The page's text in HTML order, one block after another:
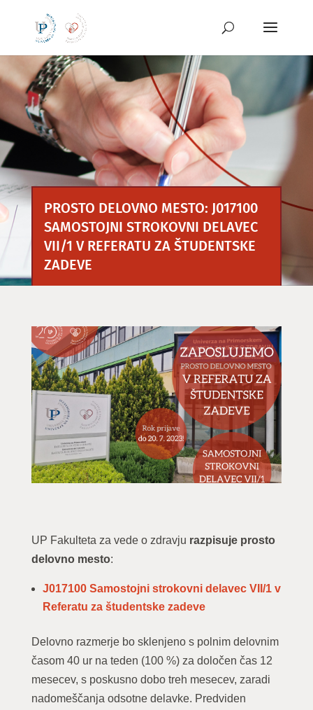
vsebino
PROSTO DELOVNO MESTO: J017100
SAMOSTOJNI STROKOVNI DELAVEC
VII/1 V REFERATU ZA ŠTUDENTSKE
ZADEVE
UP Fakulteta za vede o zdravju razpisuje prosto
delovno mesto:
J017100 Samostojni strokovni delavec VII/1 v
Referatu za študentske zadeve
Delovno razmerje bo sklenjeno s polnim delovnim
časom 40 ur na teden (100 %) za določen čas 12
mesecev, s poskusno dobo treh mesecev, zaradi
nadomeščanja odsotne delavke. Predviden